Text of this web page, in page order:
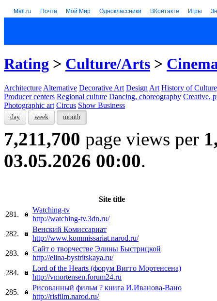
Mail.ru Почта Мой Мир Одноклассники ВКонтакте Игры
Rating > Culture/Arts >
Architecture Alternative Decorative Art Design Art History of
Producer centers Regional culture Dancing, choreography Creative,
Photographic art Circus Show Business
day week month
7,211,700 page views per
03.05.2026 00:00.
Site title
281.
Watching-tv
http://watching-tv.3dn.ru/
282.
Венский Комиссариат
http://www.kommissariat.narod.ru/
283.
Сайт о творчестве Элины Быстрицкой
http://elina-bystritskaya.ru/
284.
Lord of the Hearts (форум Вигго Мортенсена)
http://vmortensen.forum24.ru
285.
Рисованный фильм ? книга И.Иванова-Вано
http://risfilm.narod.ru/